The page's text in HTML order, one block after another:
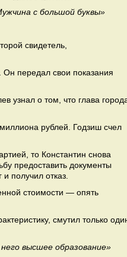
с большой буквы»
свидетель,
передал свои показания
узнал о том, что глава
рублей. Годзиш счел
то Константин снова
предоставить документы
получил отказ.
стоимости — опять
смутил только
высшее образование»